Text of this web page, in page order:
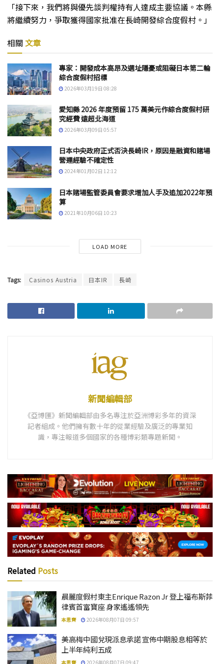
「接下來，我們將與優先談判權持有人達成主要協議。本縣
將繼續努力，爭取獲得國家批准在長崎開發綜合度假村。」
相關 文章
專家：開發成本高昂及選址隱憂或阻礙日本第二輪
綜合度假村招標
2026年03月19日 08:28
愛知縣 2026 年度預留 175 萬美元作綜合度假村研
究經費 遠超北海道
2026年03月09日 05:57
日本中央政府正式否決長崎IR，原因是融資和賭場
營運經驗不確定性
2024年01月02日 12:12
日本賭場監管委員會要求增加人手及追加2022年預
算
2021年10月06日 10:23
LOAD MORE
Tags: Casinos Austria 日本IR 長崎
新聞編輯部
《亞博匯》新聞編輯部由多名專注於亞洲博彩多年的資深
記者組成。他們擁有數十年的從業經驗及廣泛的專業知
識，專注報道多個國家的各種博彩類專題新聞。
Related Posts
晨麗度假村東主Enrique Razon Jr 登上福布斯菲
律賓首富寶座 身家遙遙領先
本思齊 2026年08月07日 09:57
美高梅中國兌現派息承諾 宣佈中期股息相等於
上半年純利五成
本思齊 2026年08月07日 09:47